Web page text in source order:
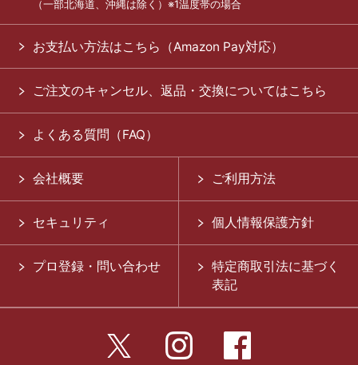
（一部北海道、沖縄は除く）※1温度帯の場合
お支払い方法はこちら（Amazon Pay対応）
ご注文のキャンセル、返品・交換についてはこちら
よくある質問（FAQ）
会社概要 ご利用方法
セキュリティ 個人情報保護方針
プロ登録・問い合わせ
特定商取引法に基づく
表記